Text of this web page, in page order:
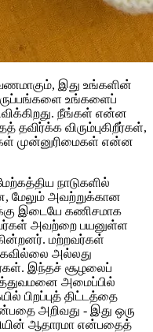
இது உங்களின்
உங்களைப்
நீங்கள் என்ன
தவிர்க்க விரும்புகிறீர்கள்,
முன்னுரிமைகள் என்ன
நாடுகளில்
மேலும் அவற்றுக்கான
இடையே கணிசமாக
அவற்றை பயனுள்ள
மற்றவர்கள்
அல்லது
இந்தச் சூழலைப்
அமைப்பில்
பிறப்புத் திட்டத்தை
அறிவது - இது ஒரு
ஆதாரமா என்பதைத்